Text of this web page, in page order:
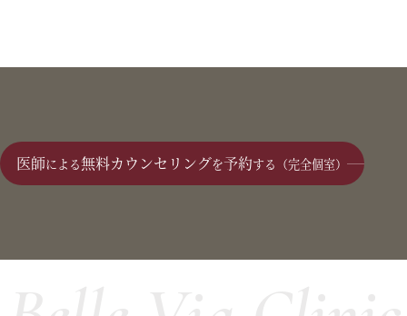
医師による無料カウンセリングを予約する（完全個室）